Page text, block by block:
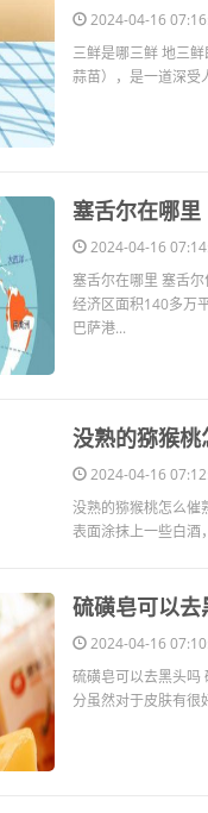
2024-04-16
三鲜是哪三鲜 地三
蒜苗），是一道深受
​塞舌尔在哪里
2024-04-16
塞舌尔在哪里 塞舌
经济区面积140多万
巴萨港...
没熟的猕猴桃
2024-04-16
没熟的猕猴桃怎么催
表面涂抹上一些白酒
硫磺皂可以去
2024-04-16
硫磺皂可以去黑头吗
分虽然对于皮肤有很